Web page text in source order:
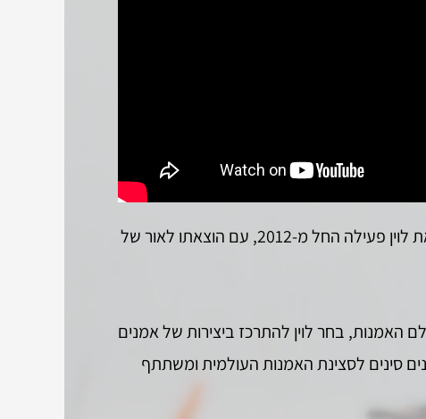
, הוצאה לאור הפועלת במסגרת 'לוין אמנות, חברה ותרבות'. הוצאת לוין פעילה החל מ-2012, עם הוצאתו לאור של
האמנות, בחר לוין להתרכז ביצירות של אמנים
2012. בין היתר מסייע לוין לפריצת אמנים סינים לסצינת האמנות העולמית ומשתתף